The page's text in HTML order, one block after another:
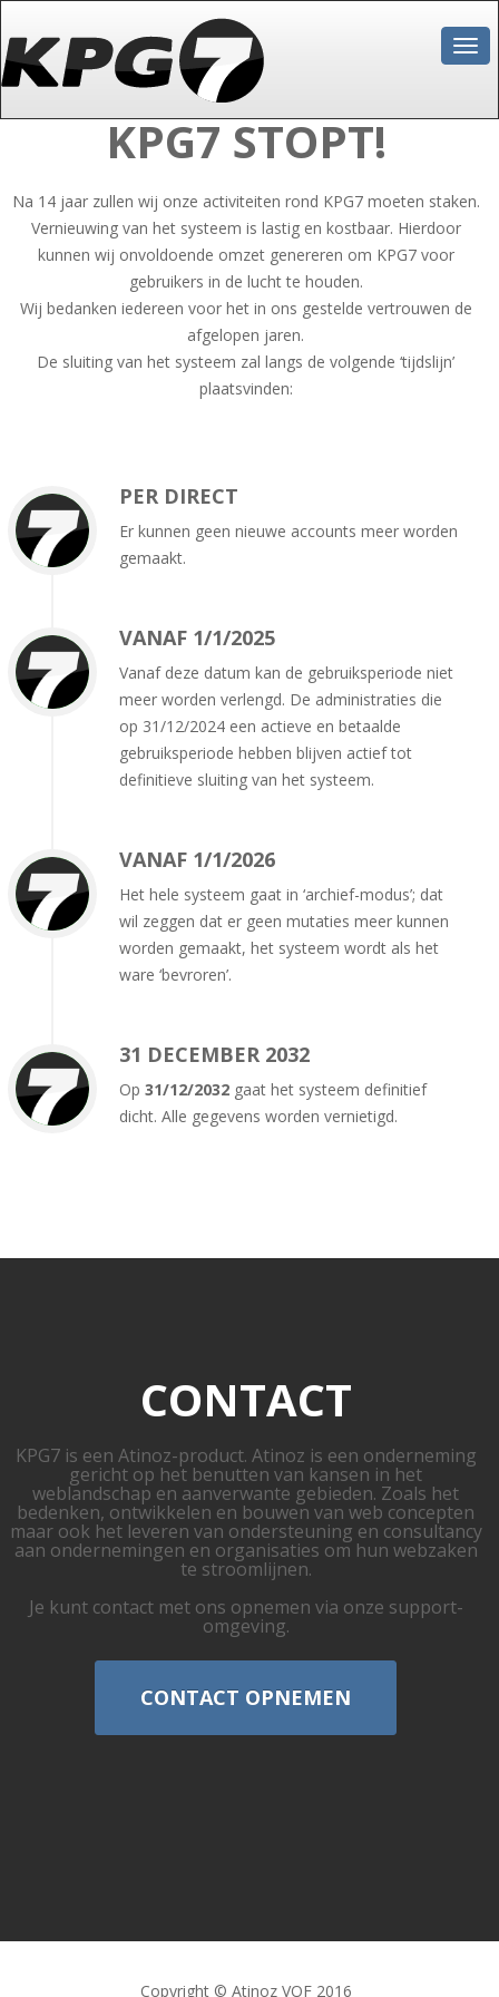
KPG7 STOPT!
Na 14 jaar zullen wij onze activiteiten rond KPG7 moeten staken.
Vernieuwing van het systeem is lastig en kostbaar. Hierdoor
kunnen wij onvoldoende omzet genereren om KPG7 voor
gebruikers in de lucht te houden.
Wij bedanken iedereen voor het in ons gestelde vertrouwen de
afgelopen jaren.
De sluiting van het systeem zal langs de volgende ‘tijdslijn’
plaatsvinden:
PER DIRECT
Er kunnen geen nieuwe accounts meer worden
gemaakt.
VANAF 1/1/2025
Vanaf deze datum kan de gebruiksperiode niet
meer worden verlengd. De administraties die
op 31/12/2024 een actieve en betaalde
gebruiksperiode hebben blijven actief tot
definitieve sluiting van het systeem.
VANAF 1/1/2026
Het hele systeem gaat in ‘archief-modus’; dat
wil zeggen dat er geen mutaties meer kunnen
worden gemaakt, het systeem wordt als het
ware ‘bevroren’.
31 DECEMBER 2032
Op 31/12/2032 gaat het systeem definitief
dicht. Alle gegevens worden vernietigd.
CONTACT
KPG7 is een Atinoz-product. Atinoz is een onderneming
gericht op het benutten van kansen in het
weblandschap en aanverwante gebieden. Zoals het
bedenken, ontwikkelen en bouwen van web concepten
maar ook het leveren van ondersteuning en consultancy
aan ondernemingen en organisaties om hun webzaken
te stroomlijnen.
Je kunt contact met ons opnemen via onze support-
omgeving.
CONTACT OPNEMEN
Copyright © Atinoz VOF 2016